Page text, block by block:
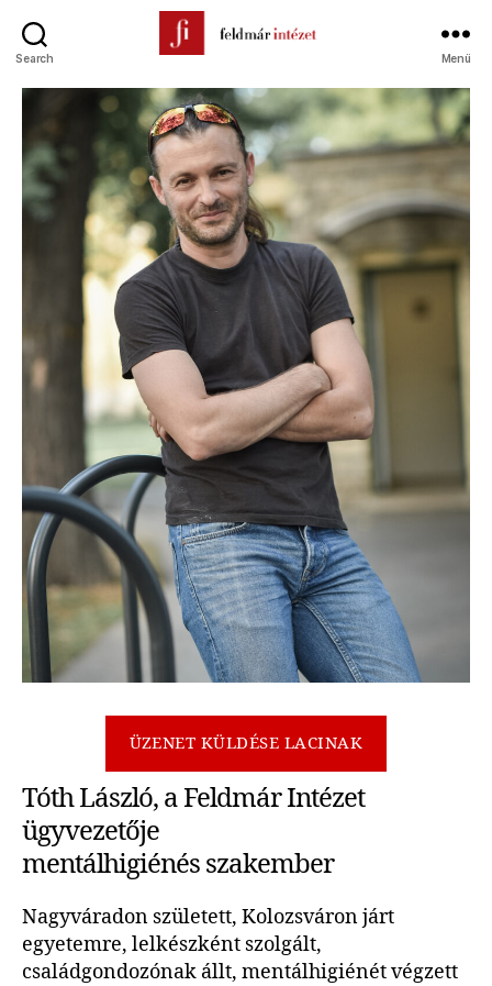
Search
Intézet
Menü
ÜZENET KÜLDÉSE LACINAK
Tóth László, a Feldmár Intézet
ügyvezetője
mentálhigiénés szakember
Nagyváradon született, Kolozsváron járt
egyetemre, lelkészként szolgált,
családgondozónak állt, mentálhigiénét végzett